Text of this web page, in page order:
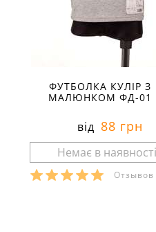
ФУТБОЛКА КУЛІР З
МАЛЮНКОМ ФД-01
від 88 грн
Отзывов